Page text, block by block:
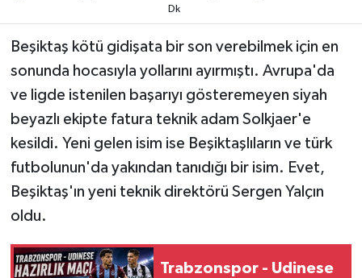
Dk
Beşiktaş kötü gidişata bir son verebilmek için en
sonunda hocasıyla yollarını ayırmıştı. Avrupa'da
ve ligde istenilen başarıyı gösteremeyen siyah
beyazlı ekipte fatura teknik adam Solkjaer'e
kesildi. Yeni gelen isim ise Beşiktaşlıların ve türk
futbolunun'da yakından tanıdığı bir isim. Evet,
Beşiktaş'ın yeni teknik direktörü Sergen Yalçın
oldu.
Trabzonspor - Udinese